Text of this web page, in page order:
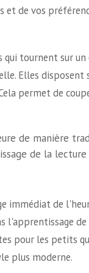
et de vos
tournent sur
Elles disposent
permet de
de manière
de la lecture
immédiat de
pour les petits
plus moderne.